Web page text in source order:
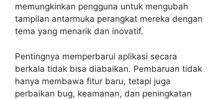
memungkinkan pengguna untuk mengubah
tampilan antarmuka perangkat mereka dengan
tema yang menarik dan inovatif.
Pentingnya memperbarui aplikasi secara
berkala tidak bisa diabaikan. Pembaruan tidak
hanya membawa fitur baru, tetapi juga
perbaikan bug, keamanan, dan peningkatan